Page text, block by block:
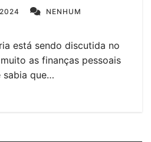
NENHUM
está sendo discutida no
as finanças pessoais
sabia que…